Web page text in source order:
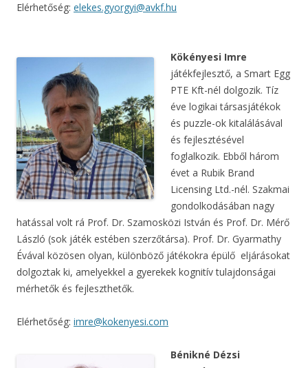
Elérhetőség: elekes.gyorgyi@avkf.hu
Kökényesi Imre
játékfejlesztő, a Smart Egg
PTE Kft-nél dolgozik. Tíz
éve logikai társasjátékok
és puzzle-ok kitalálásával
és fejlesztésével
foglalkozik. Ebből három
évet a Rubik Brand
Licensing Ltd.-nél. Szakmai
gondolkodásában nagy
hatással volt rá Prof. Dr. Szamosközi István és Prof. Dr. Mérő
László (sok játék estében szerzőtársa). Prof. Dr. Gyarmathy
Évával közösen olyan, különböző játékokra épülő eljárásokat
dolgoztak ki, amelyekkel a gyerekek kognitív tulajdonságai
mérhetők és fejleszthetők.
Elérhetőség: imre@kokenyesi.com
Bénikné Dézsi